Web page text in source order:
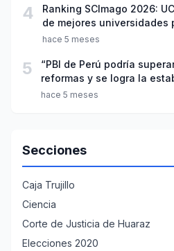
4
Ranking SCImago 2026:
de mejores universidades
hace 5 meses
5
“PBI de Perú podría
reformas y se logra la
hace 5 meses
Secciones
Caja Trujillo
Ciencia
Corte de Justicia de Huaraz
Elecciones 2020